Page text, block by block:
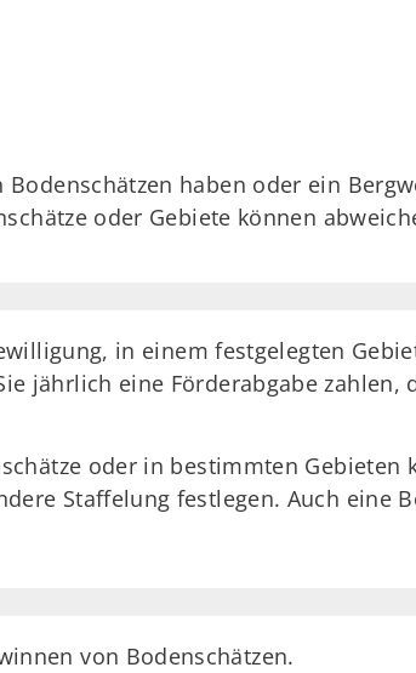
haben oder ein
oder Gebiete können
in einem festgelegten
jährlich eine Förderabgabe zahlen,
oder in bestimmten Gebieten
Staffelung festlegen. Auch eine
von Bodenschätzen.